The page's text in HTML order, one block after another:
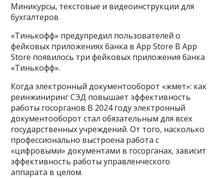
Миникурсы, текстовые и видеоинструкции для
бухгалтеров
«Тинькофф» предупредил пользователей о
фейковых приложениях банка в App Store В App
Store появилось три фейковых приложения банка
«Тинькофф».
Когда электронный документооборот «жмет»: как
реинжиниринг СЭД повышает эффективность
работы госорганов В 2024 году электронный
документооборот стал обязательным для всех
государственных учреждений. От того, насколько
профессионально выстроена работа с
«цифровыми» документами в госорганах, зависит
эффективность работы управленческого
аппарата в целом.